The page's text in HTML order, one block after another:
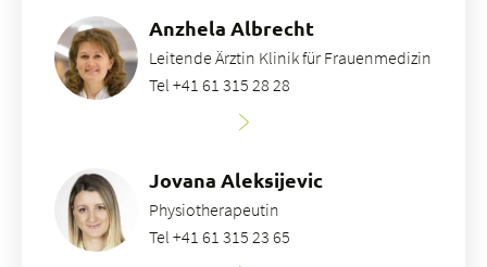
Anzhela Albrecht
Leitende Ärztin Klinik für Frauenmedizin
Tel +41 61 315 28 28
Jovana Aleksijevic
Physiotherapeutin
Tel +41 61 315 23 65